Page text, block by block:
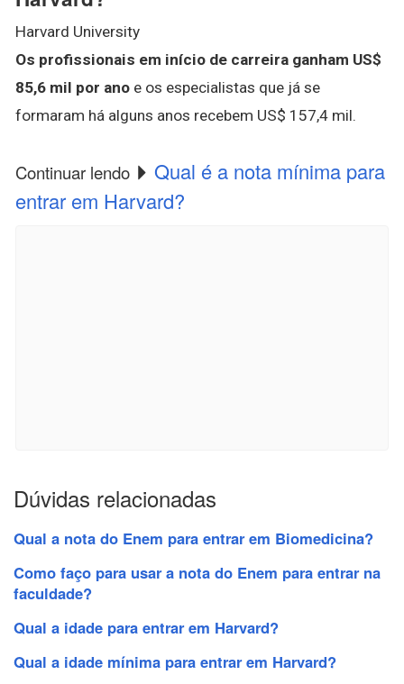
Harvard University
Os profissionais em início de carreira ganham US$
85,6 mil por ano e os especialistas que já se
formaram há alguns anos recebem US$ 157,4 mil.
Continuar lendo
Qual é a nota mínima para
entrar em Harvard?
Dúvidas relacionadas
Qual a nota do Enem para entrar em Biomedicina?
Como faço para usar a nota do Enem para entrar na
faculdade?
Qual a idade para entrar em Harvard?
Qual a idade mínima para entrar em Harvard?